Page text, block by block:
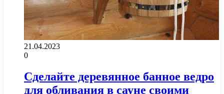
21.04.2023
0
Сделайте деревянное банное ведро
для обливания в сауне своими